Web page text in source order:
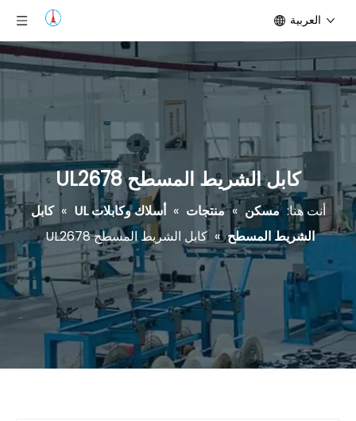
العربية
كابل الشريط المسطح UL2678
أنت هنا: مسكن » منتجات » أسلاك وكابلات UL » كابل
الشريط المسطح » كابل الشريط المسطح UL2678